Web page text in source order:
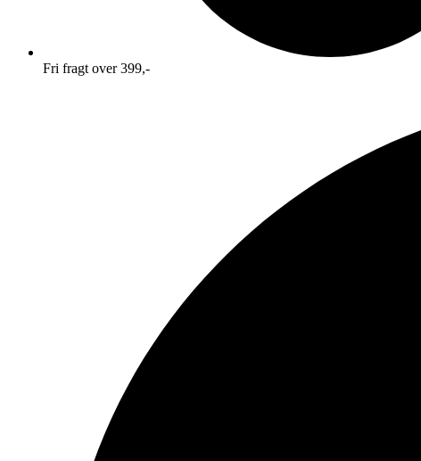
Fri fragt over 399,-